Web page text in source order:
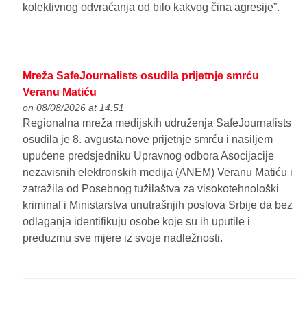
kolektivnog odvraćanja od bilo kakvog čina agresije”.
Mreža SafeJournalists osudila prijetnje smrću
Veranu Matiću
on 08/08/2026 at 14:51
Regionalna mreža medijskih udruženja SafeJournalists
osudila je 8. avgusta nove prijetnje smrću i nasiljem
upućene predsjedniku Upravnog odbora Asocijacije
nezavisnih elektronskih medija (ANEM) Veranu Matiću i
zatražila od Posebnog tužilaštva za visokotehnološki
kriminal i Ministarstva unutrašnjih poslova Srbije da bez
odlaganja identifikuju osobe koje su ih uputile i
preduzmu sve mjere iz svoje nadležnosti.